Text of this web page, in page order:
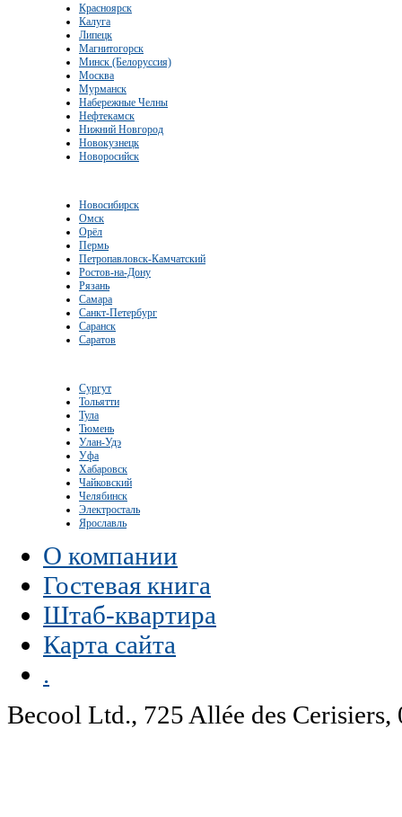
Красноярск
Калуга
Липецк
Магнитогорск
Минск (Белоруссия)
Москва
Мурманск
Набережные Челны
Нефтекамск
Нижний Новгород
Новокузнецк
Новоросийск
Новосибирск
Омск
Орёл
Пермь
Петропавловск-Камчатский
Ростов-на-Дону
Рязань
Самара
Санкт-Петербург
Саранск
Саратов
Сургут
Тольятти
Тула
Тюмень
Улан-Удэ
Уфа
Хабаровск
Чайковский
Челябинск
Электросталь
Ярославль
О компании
Гостевая книга
Штаб-квартира
Карта сайта
.
Becool Ltd., 725 Allée des